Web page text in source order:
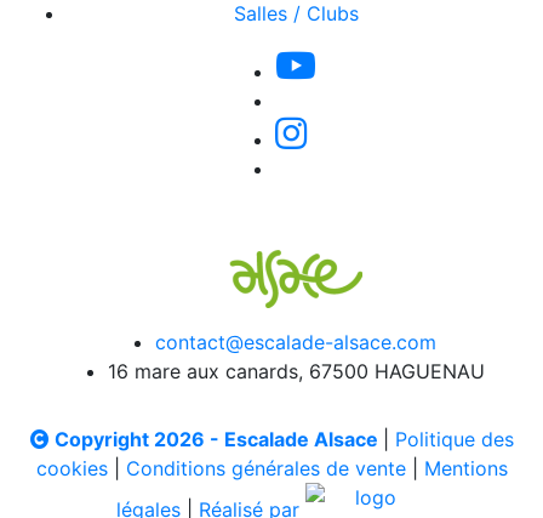
Salles / Clubs
contact@escalade-alsace.com
16 mare aux canards, 67500 HAGUENAU
Copyright 2026 - Escalade Alsace
Politique des
cookies| Conditions générales de vente| Mentions
légales
Réalisé par